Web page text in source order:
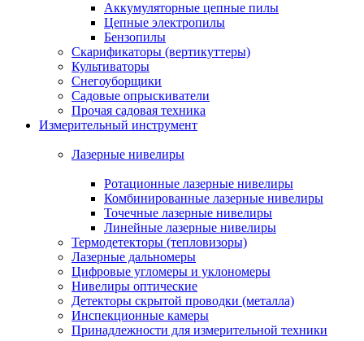
Аккумуляторные цепные пилы
Цепные электропилы
Бензопилы
Скарификаторы (вертикуттеры)
Культиваторы
Снегоуборщики
Садовые опрыскиватели
Прочая садовая техника
Измерительный инструмент
Лазерные нивелиры
Ротационные лазерные нивелиры
Комбинированные лазерные нивелиры
Точечные лазерные нивелиры
Линейные лазерные нивелиры
Термодетекторы (тепловизоры)
Лазерные дальномеры
Цифровые угломеры и уклономеры
Нивелиры оптические
Детекторы скрытой проводки (металла)
Инспекционные камеры
Принадлежности для измерительной техники